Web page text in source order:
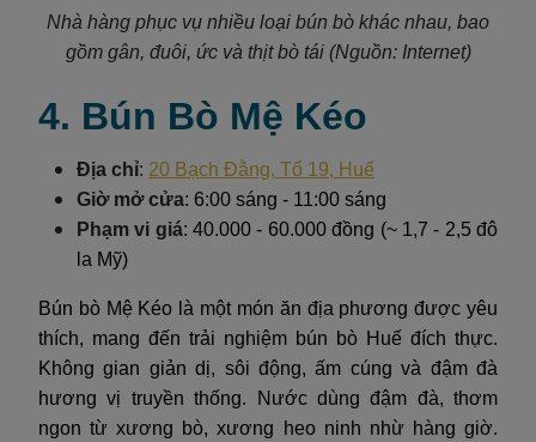
Nhà hàng phục vụ nhiều loại bún bò khác nhau, bao
gồm gân, đuôi, ức và thịt bò tái (Nguồn: Internet)
4. Bún Bò Mệ Kéo
Địa chỉ: 20 Bạch Đằng, Tổ 19, Huế
Giờ mở cửa: 6:00 sáng - 11:00 sáng
Phạm vi giá: 40.000 - 60.000 đồng (~ 1,7 - 2,5 đô
la Mỹ)
Bún bò Mệ Kéo là một món ăn địa phương được yêu
thích, mang đến trải nghiệm bún bò Huế đích thực.
Không gian giản dị, sôi động, ấm cúng và đậm đà
hương vị truyền thống. Nước dùng đậm đà, thơm
ngon từ xương bò, xương heo ninh nhừ hàng giờ.